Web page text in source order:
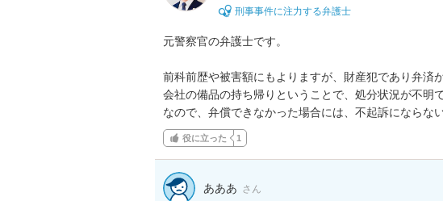
刑事事件に注力する弁護士
元警察官の弁護士です。
前科前歴や被害額にもよりますが、財産犯であり弁済
会社の備品の持ち帰りということで、処分状況が不明
なので、弁償できなかった場合には、不起訴にならな
役に立った 1
あああ さん